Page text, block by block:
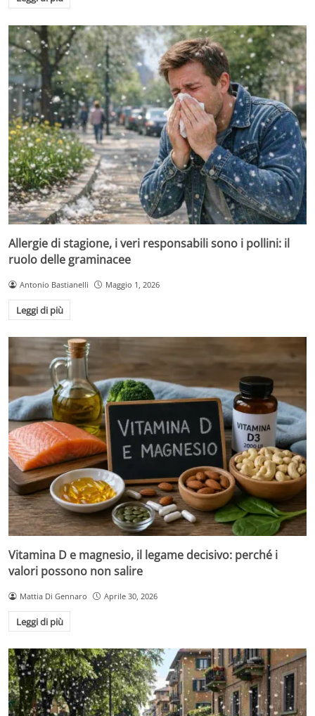
Allergie di stagione, i veri responsabili sono i pollini: il
ruolo delle graminacee
Antonio Bastianelli Maggio 1, 2026
Leggi di più
Vitamina D e magnesio, il legame decisivo: perché i
valori possono non salire
Mattia Di Gennaro Aprile 30, 2026
Leggi di più